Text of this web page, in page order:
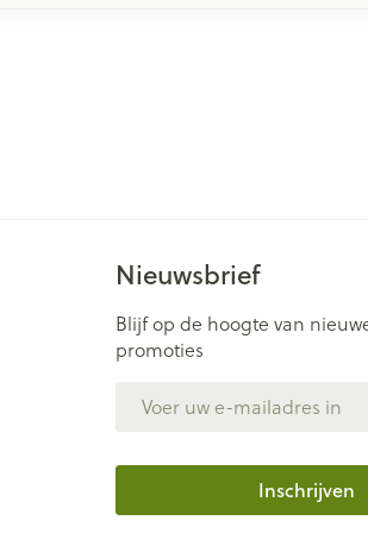
Nieuwsbrief
Blijf op de hoogte van
promoties
Inschrijven